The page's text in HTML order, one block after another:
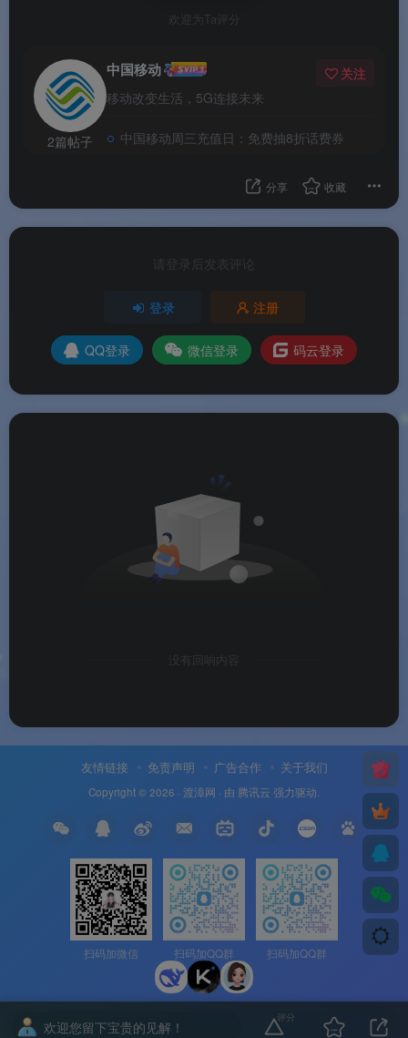
奖品详情
视频会员月卡
登录后下拉页面直
品牌随机，如腾讯
规则项
参与资格
拉页面，直接点击
领取
奖品发放
领取后会员自动充
值至绑定手机号对
账
使用范围
会员权益以各视频
平台会员规则为准
适用用户
中国移动全球通用
户
主办方
欢迎为Ta评分
2篇帖子
中国移动
移动改变生活，5G连接未来
关注
中国移动周三充值日：免费抽8折话费券
分享 收藏
请登录后发表评论
登录 注册
QQ登录 微信登录 码云登录
没有回响内容
友情链接 免责声明 广告合作 关于我们
Copyright © 2026 · 渡漳网 · 由 腾讯云 强力驱动.
扫码加微信 扫码加QQ群 扫码加QQ群
欢迎您留下宝贵的见解！
评分